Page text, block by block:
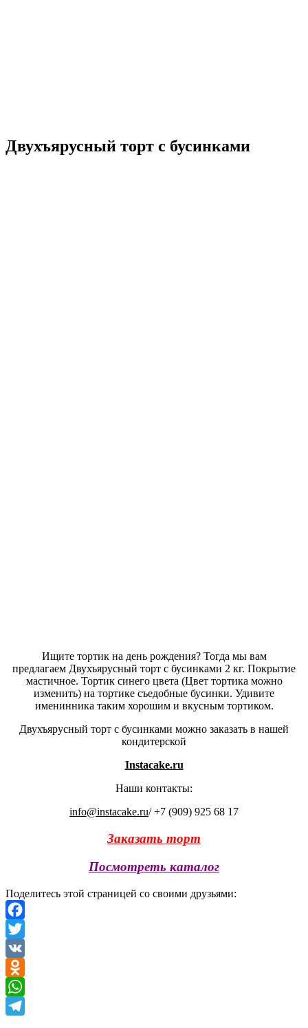
Двухъярусный торт с бусинками
Ищите тортик на день рождения? Тогда мы вам
предлагаем Двухъярусный торт с бусинками 2 кг. Покрытие
мастичное. Тортик синего цвета (Цвет тортика можно
изменить) на тортике съедобные бусинки. Удивите
именинника таким хорошим и вкусным тортиком.
Двухъярусный торт с бусинками можно заказать в нашей
кондитерской
Instacake.ru
Наши контакты:
info@instacake.ru/ +7 (909) 925 68 17
Заказать торт
Посмотреть каталог
Поделитесь этой страницей со своими друзьями:
Facebook
Twitter
VK
Odnoklassniki
WhatsApp